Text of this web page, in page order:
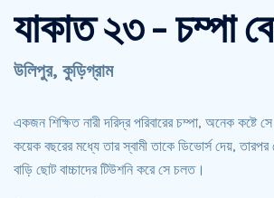
যাকাত ২৩ – চম্পা
উলিপুর, কুড়িগ্রাম
একজন শিক্ষিত নারী দরিদ্র পরিবারের চম্পা, অনেক কষ্টে
কয়েক বছরের মধ্যে তার স্বামী তাকে ডিভোর্স দেয়, তারপর
বাড়ি ছোট বাচ্চাদের টিউশনি করে সে চলত।